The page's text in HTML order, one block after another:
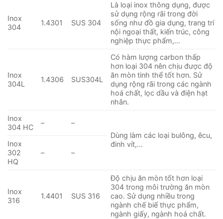
Inox
304
1.4301 SUS 304
Là loại inox thông dụng, được
sử dụng rộng rãi trong đời
sống như đồ gia dụng, trang trí
nội ngoại thất, kiến trúc, công
nghiệp thực phẩm,…
Inox
304L
1.4306 SUS304L
Có hàm lượng carbon thấp
hơn loại 304 nên chịu được độ
ăn mòn tinh thể tốt hơn. Sử
dụng rộng rãi trong các ngành
hoá chất, lọc dầu và điện hạt
nhân.
Inox
304 HC
–
–
Dùng làm các loại bulông, êcu,
đinh vít,…
Inox
302
HQ
– –
Inox
316
1.4401 SUS 316
Độ chịu ăn mòn tốt hơn loại
304 trong môi trường ăn mòn
cao. Sử dụng nhiều trong
ngành chế biế thực phẩm,
ngành giấy, ngành hoá chất.